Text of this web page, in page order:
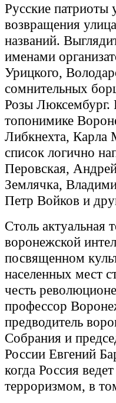
Русские
возвращения
названий.
именами
Урицкого,
сомнительных
Розы Люксембург.
топонимике
Либкнехта, Карла
список логично
Перовская,
Землячка,
Петр Войков и
Столь актуальная
воронежской
посвященном
населенных мест
честь
профессор
предводитель
Собрания и
России Евгений
когда Россия
терроризмом, в